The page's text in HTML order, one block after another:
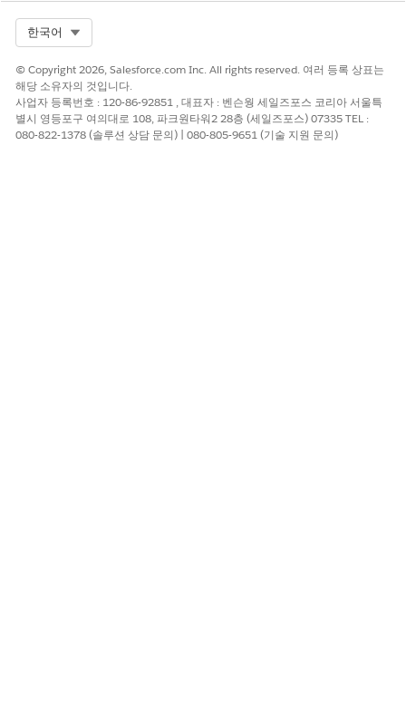
한국어
© Copyright 2026, Salesforce.com Inc. All rights reserved. 여러 등록 상표는
해당 소유자의 것입니다.
사업자 등록번호 : 120-86-92851 , 대표자 : 벤슨웡 세일즈포스 코리아 서울특
별시 영등포구 여의대로 108, 파크원타워2 28층 (세일즈포스) 07335 TEL :
080-822-1378 (솔루션 상담 문의) | 080-805-9651 (기술 지원 문의)